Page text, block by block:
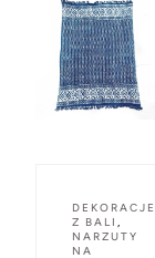
DEKORACJE
Z BALI ,
NARZUTY
NA